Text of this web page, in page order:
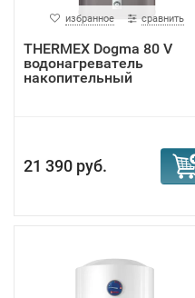
избранное сравнить
THERMEX Dogma 80 V
водонагреватель
накопительный
21 390 руб.